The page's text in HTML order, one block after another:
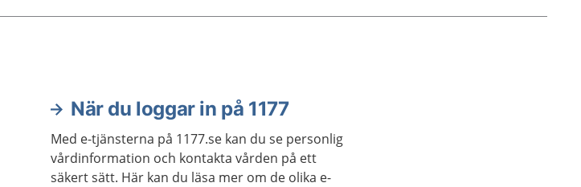
för komplikationer. Du kommer
När du loggar in på 1177
Med e-tjänsterna på 1177.se kan du se personlig
vårdinformation och kontakta vården på ett
säkert sätt. Här kan du läsa mer om de olika e-